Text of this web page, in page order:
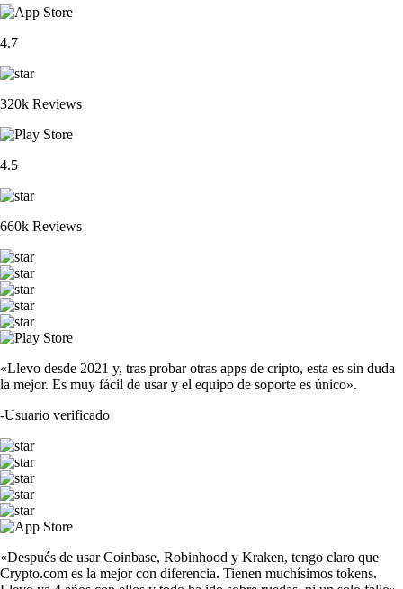
4.7
320k Reviews
4.5
660k Reviews
«Llevo desde 2021 y, tras probar otras apps de cripto, esta es sin duda
la mejor. Es muy fácil de usar y el equipo de soporte es único».
-Usuario verificado
«Después de usar Coinbase, Robinhood y Kraken, tengo claro que
Crypto.com es la mejor con diferencia. Tienen muchísimos tokens.